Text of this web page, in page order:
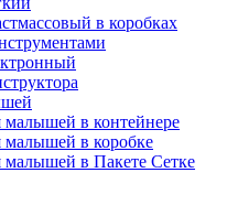
в коробках
малышей в контейнере
малышей в коробке
малышей в Пакете Сетке